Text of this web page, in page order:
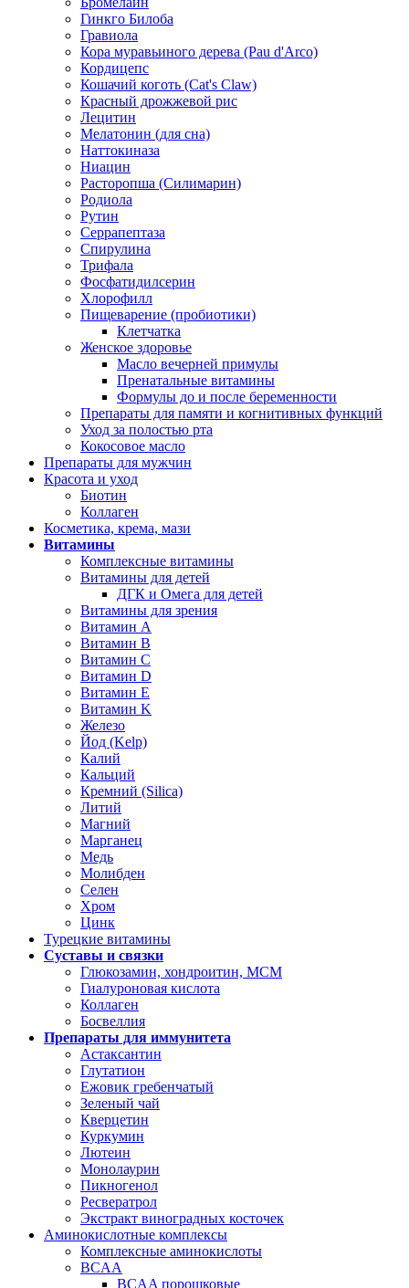
Гинкго Билоба
Гравиола
Кора муравьиного дерева (Pau d'Arco)
Кордицепс
Кошачий коготь (Cat's Claw)
Красный дрожжевой рис
Лецитин
Мелатонин (для сна)
Наттокиназа
Ниацин
Расторопша (Силимарин)
Родиола
Рутин
Серрапептаза
Спирулина
Трифала
Фосфатидилсерин
Хлорофилл
Пищеварение (пробиотики)
Клетчатка
Женское здоровье
Масло вечерней примулы
Пренатальные витамины
Формулы до и после беременности
Препараты для памяти и когнитивных функций
Уход за полостью рта
Кокосовое масло
Препараты для мужчин
Красота и уход
Биотин
Коллаген
Косметика, крема, мази
Витамины
Комплексные витамины
Витамины для детей
ДГК и Омега для детей
Витамины для зрения
Витамин А
Витамин В
Витамин C
Витамин D
Витамин Е
Витамин K
Железо
Йод (Kelp)
Калий
Кальций
Кремний (Silica)
Литий
Магний
Марганец
Медь
Молибден
Селен
Хром
Цинк
Турецкие витамины
Суставы и связки
Глюкозамин, хондроитин, МСМ
Гиалуроновая кислота
Коллаген
Босвеллия
Препараты для иммунитета
Астаксантин
Глутатион
Ежовик гребенчатый
Зеленый чай
Кверцетин
Куркумин
Лютеин
Монолаурин
Пикногенол
Ресвератрол
Экстракт виноградных косточек
Аминокислотные комплексы
Комплексные аминокислоты
BCAA
BCAA порошковые